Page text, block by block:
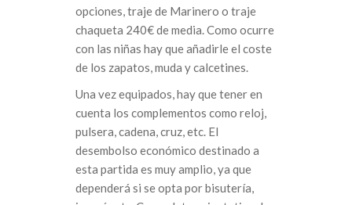
opciones, traje de Marinero o traje
chaqueta 240€ de media. Como ocurre
con las niñas hay que añadirle el coste
de los zapatos, muda y calcetines.
Una vez equipados, hay que tener en
cuenta los complementos como reloj,
pulsera, cadena, cruz, etc. El
desembolso económico destinado a
esta partida es muy amplio, ya que
dependerá si se opta por bisutería,